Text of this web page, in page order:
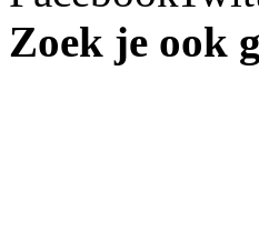
Zoek je ook